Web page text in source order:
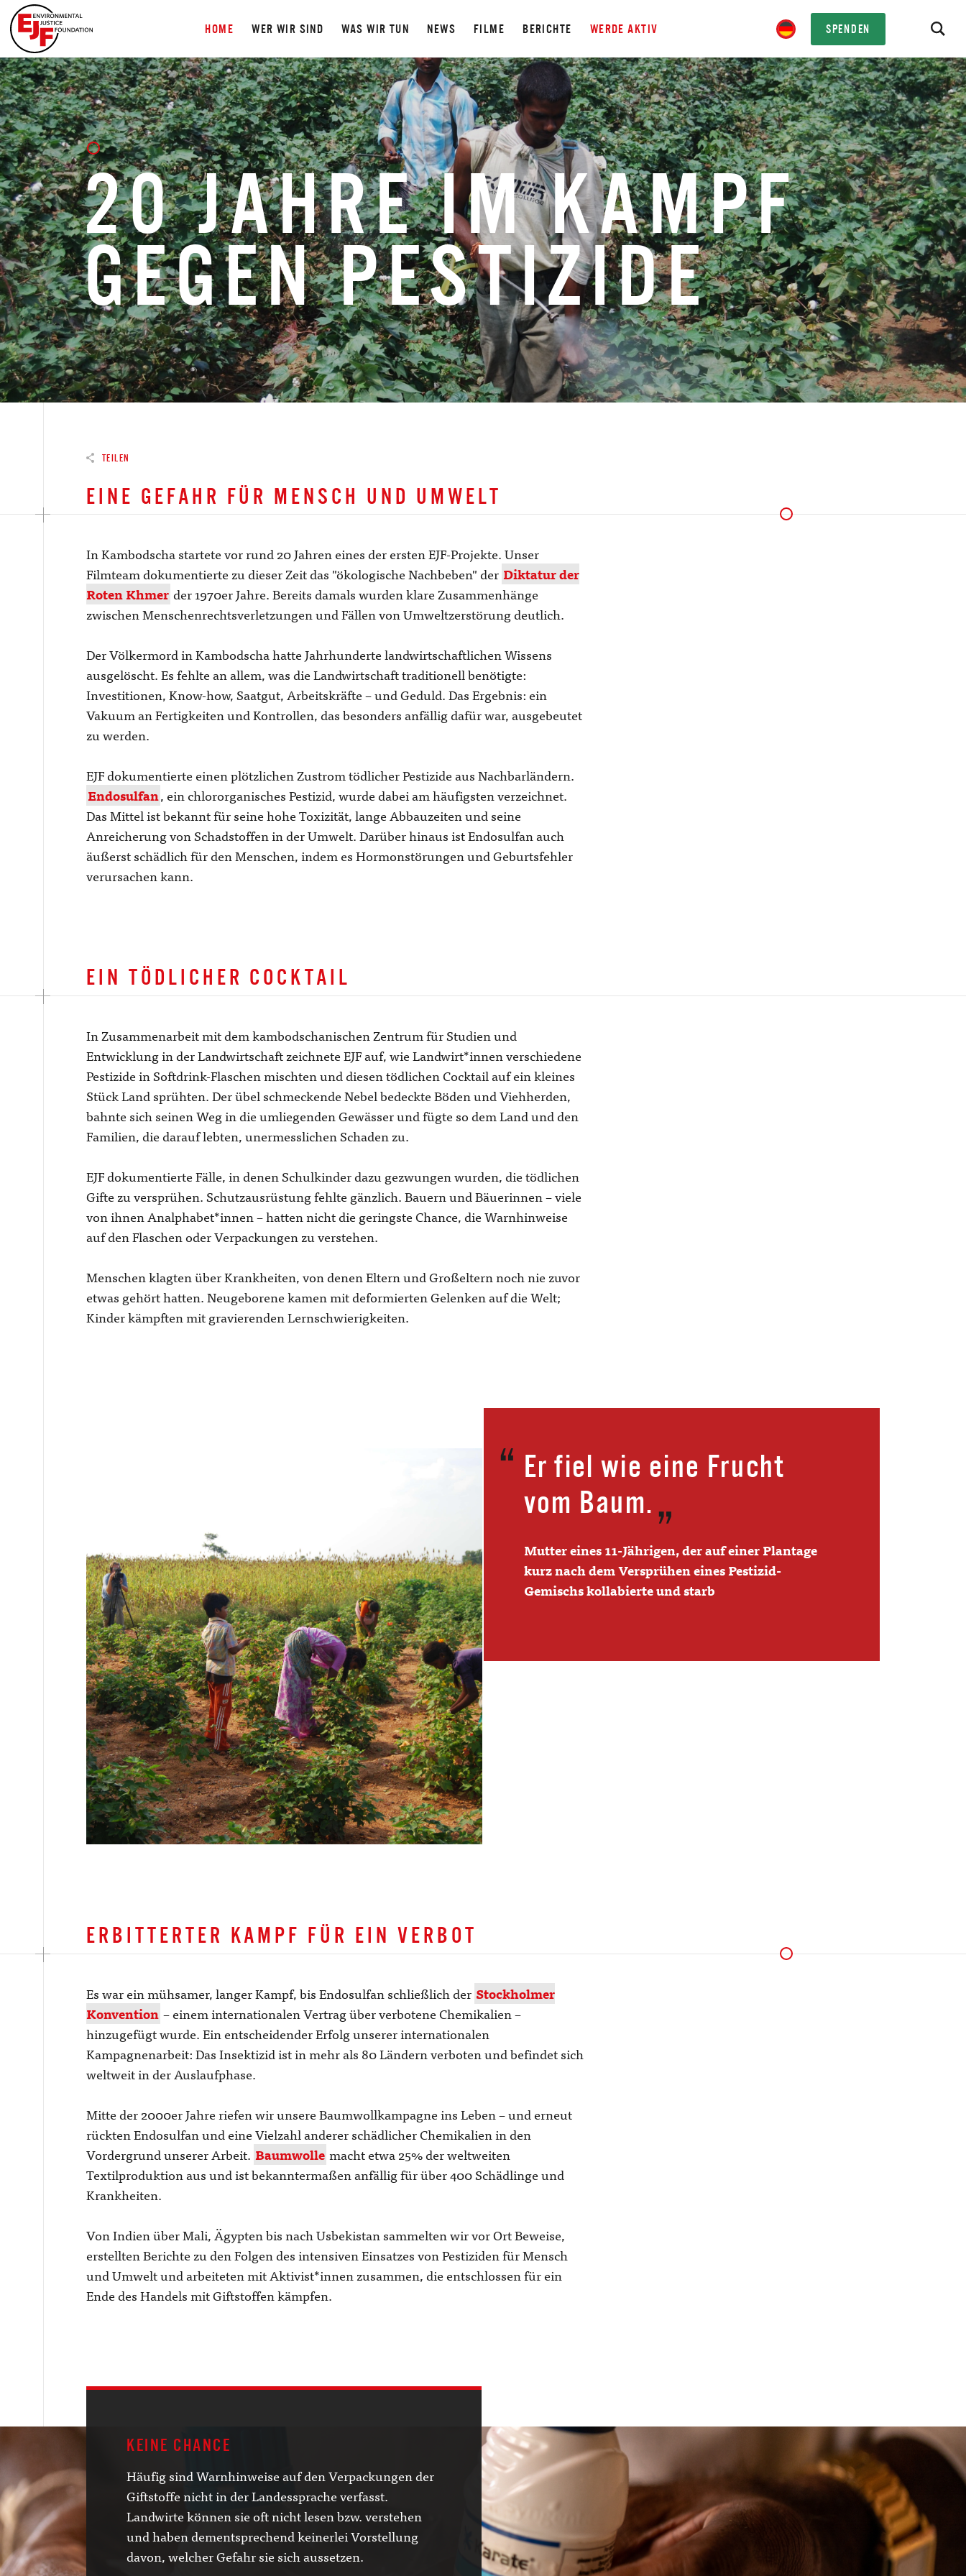
HOME WER WIR SIND WAS WIR TUN NEWS FILME BERICHTE WERDE AKTIV SPENDEN
20 JAHRE IM KAMPF
GEGEN PESTIZIDE
TEILEN
EINE GEFAHR FÜR MENSCH UND UMWELT
In Kambodscha startete vor rund 20 Jahren eines der ersten EJF-Projekte. Unser
Filmteam dokumentierte zu dieser Zeit das "ökologische Nachbeben" der Diktatur der
Roten Khmer der 1970er Jahre. Bereits damals wurden klare Zusammenhänge
zwischen Menschenrechtsverletzungen und Fällen von Umweltzerstörung deutlich.
Der Völkermord in Kambodscha hatte Jahrhunderte landwirtschaftlichen Wissens
ausgelöscht. Es fehlte an allem, was die Landwirtschaft traditionell benötigte:
Investitionen, Know-how, Saatgut, Arbeitskräfte – und Geduld. Das Ergebnis: ein
Vakuum an Fertigkeiten und Kontrollen, das besonders anfällig dafür war, ausgebeutet
zu werden.
EJF dokumentierte einen plötzlichen Zustrom tödlicher Pestizide aus Nachbarländern.
Endosulfan, ein chlororganisches Pestizid, wurde dabei am häufigsten verzeichnet.
Das Mittel ist bekannt für seine hohe Toxizität, lange Abbauzeiten und seine
Anreicherung von Schadstoffen in der Umwelt. Darüber hinaus ist Endosulfan auch
äußerst schädlich für den Menschen, indem es Hormonstörungen und Geburtsfehler
verursachen kann.
EIN TÖDLICHER COCKTAIL
In Zusammenarbeit mit dem kambodschanischen Zentrum für Studien und
Entwicklung in der Landwirtschaft zeichnete EJF auf, wie Landwirt*innen verschiedene
Pestizide in Softdrink-Flaschen mischten und diesen tödlichen Cocktail auf ein kleines
Stück Land sprühten. Der übel schmeckende Nebel bedeckte Böden und Viehherden,
bahnte sich seinen Weg in die umliegenden Gewässer und fügte so dem Land und den
Familien, die darauf lebten, unermesslichen Schaden zu.
EJF dokumentierte Fälle, in denen Schulkinder dazu gezwungen wurden, die tödlichen
Gifte zu versprühen. Schutzausrüstung fehlte gänzlich. Bauern und Bäuerinnen – viele
von ihnen Analphabet*innen – hatten nicht die geringste Chance, die Warnhinweise
auf den Flaschen oder Verpackungen zu verstehen.
Menschen klagten über Krankheiten, von denen Eltern und Großeltern noch nie zuvor
etwas gehört hatten. Neugeborene kamen mit deformierten Gelenken auf die Welt;
Kinder kämpften mit gravierenden Lernschwierigkeiten.
Er fiel wie eine Frucht
vom Baum.
Mutter eines 11-Jährigen, der auf einer Plantage
kurz nach dem Versprühen eines Pestizid-
Gemischs kollabierte und starb
ERBITTERTER KAMPF FÜR EIN VERBOT
Es war ein mühsamer, langer Kampf, bis Endosulfan schließlich der Stockholmer
Konvention – einem internationalen Vertrag über verbotene Chemikalien –
hinzugefügt wurde. Ein entscheidender Erfolg unserer internationalen
Kampagnenarbeit: Das Insektizid ist in mehr als 80 Ländern verboten und befindet sich
weltweit in der Auslaufphase.
Mitte der 2000er Jahre riefen wir unsere Baumwollkampagne ins Leben – und erneut
rückten Endosulfan und eine Vielzahl anderer schädlicher Chemikalien in den
Vordergrund unserer Arbeit. Baumwolle macht etwa 25% der weltweiten
Textilproduktion aus und ist bekanntermaßen anfällig für über 400 Schädlinge und
Krankheiten.
Von Indien über Mali, Ägypten bis nach Usbekistan sammelten wir vor Ort Beweise,
erstellten Berichte zu den Folgen des intensiven Einsatzes von Pestiziden für Mensch
und Umwelt und arbeiteten mit Aktivist*innen zusammen, die entschlossen für ein
Ende des Handels mit Giftstoffen kämpfen.
KEINE CHANCE
Häufig sind Warnhinweise auf den Verpackungen der
Giftstoffe nicht in der Landessprache verfasst.
Landwirte können sie oft nicht lesen bzw. verstehen
und haben dementsprechend keinerlei Vorstellung
davon, welcher Gefahr sie sich aussetzen.